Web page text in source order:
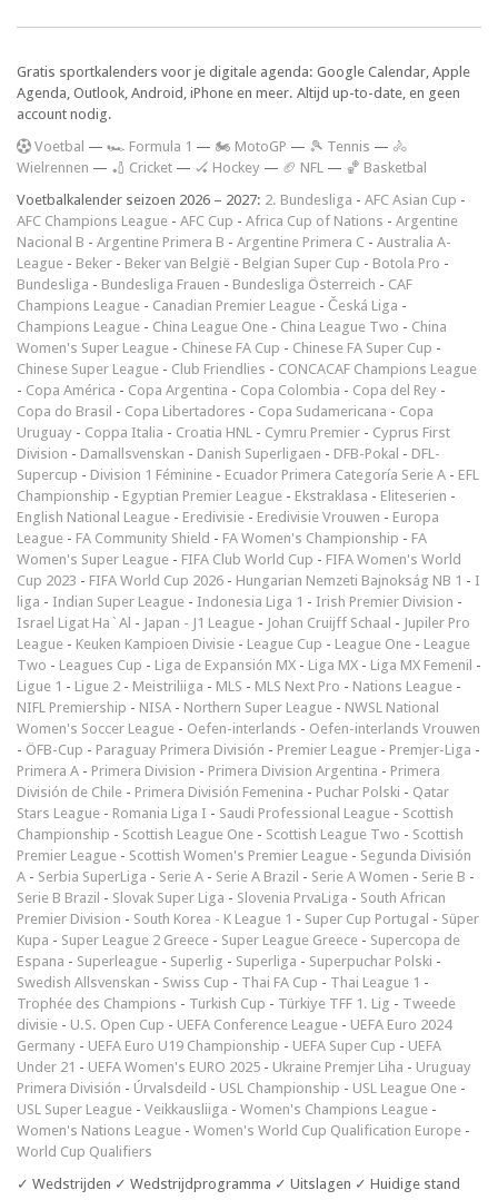
Gratis sportkalenders voor je digitale agenda: Google Calendar, Apple
Agenda, Outlook, Android, iPhone en meer. Altijd up-to-date, en geen
account nodig.
Voetbal — 🏎️ Formula 1 — 🏍 MotoGP — 🎾 Tennis — 🚴
Wielrennen — 🏏 Cricket — 🏑 Hockey — 🏈 NFL — 🏀 Basketbal
Voetbalkalender seizoen 2026 – 2027: 2. Bundesliga - AFC Asian Cup -
AFC Champions League - AFC Cup - Africa Cup of Nations - Argentine
Nacional B - Argentine Primera B - Argentine Primera C - Australia A-
League - Beker - Beker van België - Belgian Super Cup - Botola Pro -
Bundesliga - Bundesliga Frauen - Bundesliga Österreich - CAF
Champions League - Canadian Premier League - Česká Liga -
Champions League - China League One - China League Two - China
Women's Super League - Chinese FA Cup - Chinese FA Super Cup -
Chinese Super League - Club Friendlies - CONCACAF Champions League
- Copa América - Copa Argentina - Copa Colombia - Copa del Rey -
Copa do Brasil - Copa Libertadores - Copa Sudamericana - Copa
Uruguay - Coppa Italia - Croatia HNL - Cymru Premier - Cyprus First
Division - Damallsvenskan - Danish Superligaen - DFB-Pokal - DFL-
Supercup - Division 1 Féminine - Ecuador Primera Categoría Serie A - EFL
Championship - Egyptian Premier League - Ekstraklasa - Eliteserien -
English National League - Eredivisie - Eredivisie Vrouwen - Europa
League - FA Community Shield - FA Women's Championship - FA
Women's Super League - FIFA Club World Cup - FIFA Women's World
Cup 2023 - FIFA World Cup 2026 - Hungarian Nemzeti Bajnokság NB 1 - I
liga - Indian Super League - Indonesia Liga 1 - Irish Premier Division -
Israel Ligat Ha`Al - Japan - J1 League - Johan Cruijff Schaal - Jupiler Pro
League - Keuken Kampioen Divisie - League Cup - League One - League
Two - Leagues Cup - Liga de Expansión MX - Liga MX - Liga MX Femenil -
Ligue 1 - Ligue 2 - Meistriliiga - MLS - MLS Next Pro - Nations League -
NIFL Premiership - NISA - Northern Super League - NWSL National
Women's Soccer League - Oefen-interlands - Oefen-interlands Vrouwen
- ÖFB-Cup - Paraguay Primera División - Premier League - Premjer-Liga -
Primera A - Primera Division - Primera Division Argentina - Primera
División de Chile - Primera División Femenina - Puchar Polski - Qatar
Stars League - Romania Liga I - Saudi Professional League - Scottish
Championship - Scottish League One - Scottish League Two - Scottish
Premier League - Scottish Women's Premier League - Segunda División
A - Serbia SuperLiga - Serie A - Serie A Brazil - Serie A Women - Serie B -
Serie B Brazil - Slovak Super Liga - Slovenia PrvaLiga - South African
Premier Division - South Korea - K League 1 - Super Cup Portugal - Süper
Kupa - Super League 2 Greece - Super League Greece - Supercopa de
Espana - Superleague - Superlig - Superliga - Superpuchar Polski -
Swedish Allsvenskan - Swiss Cup - Thai FA Cup - Thai League 1 -
Trophée des Champions - Turkish Cup - Türkiye TFF 1. Lig - Tweede
divisie - U.S. Open Cup - UEFA Conference League - UEFA Euro 2024
Germany - UEFA Euro U19 Championship - UEFA Super Cup - UEFA
Under 21 - UEFA Women's EURO 2025 - Ukraine Premjer Liha - Uruguay
Primera División - Úrvalsdeild - USL Championship - USL League One -
USL Super League - Veikkausliiga - Women's Champions League -
Women's Nations League - Women's World Cup Qualification Europe -
World Cup Qualifiers
✓ Wedstrijden ✓ Wedstrijdprogramma ✓ Uitslagen ✓ Huidige stand